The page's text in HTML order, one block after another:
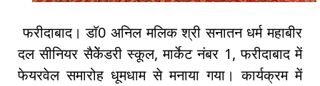
फरीदाबाद। डाॅ0 अनिल मलिक श्री सनातन धर्म महाबीर
दल सीनियर सैकेेंडरी स्कूल, मार्केट नंबर 1, फरीदाबाद में
फेयरवेल समारोह धूमधाम से मनाया गया। कार्यक्रम में